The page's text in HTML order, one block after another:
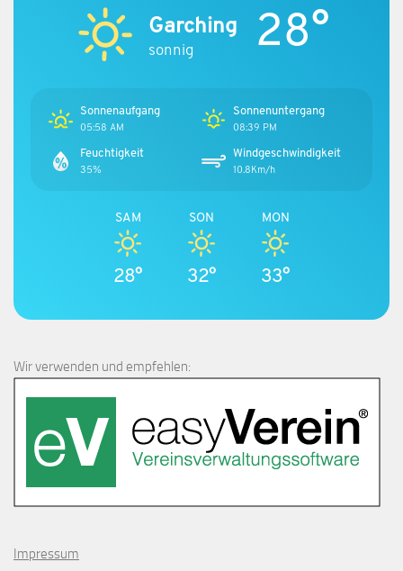
Garching
sonnig 28°
Sonnenaufgang
05:58 AM
Sonnenuntergang
08:39 PM
Feuchtigkeit
35%
Windgeschwindigkeit
10.8Km/h
SAM
28°
SON
32°
MON
33°
Wir verwenden und empfehlen:
Impressum